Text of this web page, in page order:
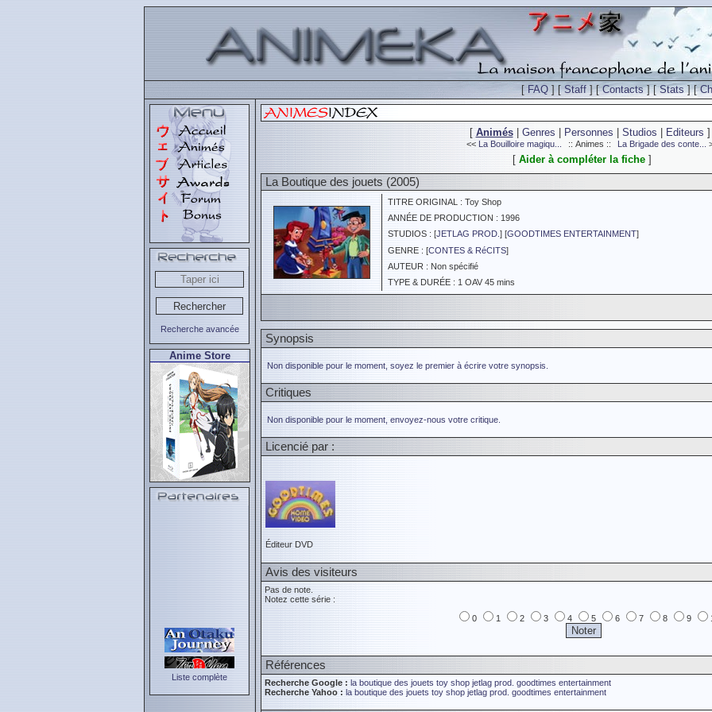
[FAQ ] [Staff ] [Contacts] [Stats] [
Recherche avancée
Anime Store
Liste complète
[ Animés| Genres Personnes Studios Editeurs ]
<< La Bouilloire magiqu... :: Animes :: La Brigade des conte...
[ Aider à compléter la fiche]
La Boutique des jouets (2005)
TITRE ORIGINAL : Toy Shop
ANNÉE DE PRODUCTION : 1996
STUDIOS : [JETLAG PROD. ] [GOODTIMES ENTERTAINMENT]
GENRE : [CONTES & RéCITS]
AUTEUR : Non spécifié
TYPE & DURÉE : 1 OAV 45 mins
Synopsis
Non disponible pour le moment, soyez le premier à écrire votre synopsis.
Critiques
Non disponible pour le moment, envoyez-nous votre critique.
Licencié par :
Éditeur DVD
Avis des visiteurs
Pas de note.
Notez cette série :
0
1 2 3 4 5 6 7 8 9
Références
Recherche Google : la boutique des jouets toy shop jetlag prod. goodtimes entertainment
Recherche Yahoo : la boutique des jouets toy shop jetlag prod. goodtimes entertainment